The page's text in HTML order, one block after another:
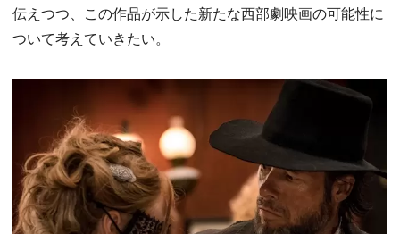
伝えつつ、この作品が示した新たな西部劇映画の可能性に
ついて考えていきたい。